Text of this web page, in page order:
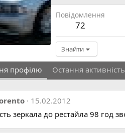
Повідомлення
72
Знайти
профілю Остання активність
15.02.2012
зеркала до рестайла 98 год